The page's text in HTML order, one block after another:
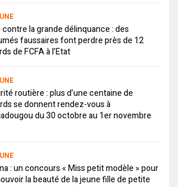
la grande délinquance : des
faussaires font perdre près de 12
de FCFA à l’Etat
routière : plus d’une centaine de
se donnent rendez-vous à
du 30 octobre au 1er novembre
: un concours « Miss petit modèle » pour
la beauté de la jeune fille de petite